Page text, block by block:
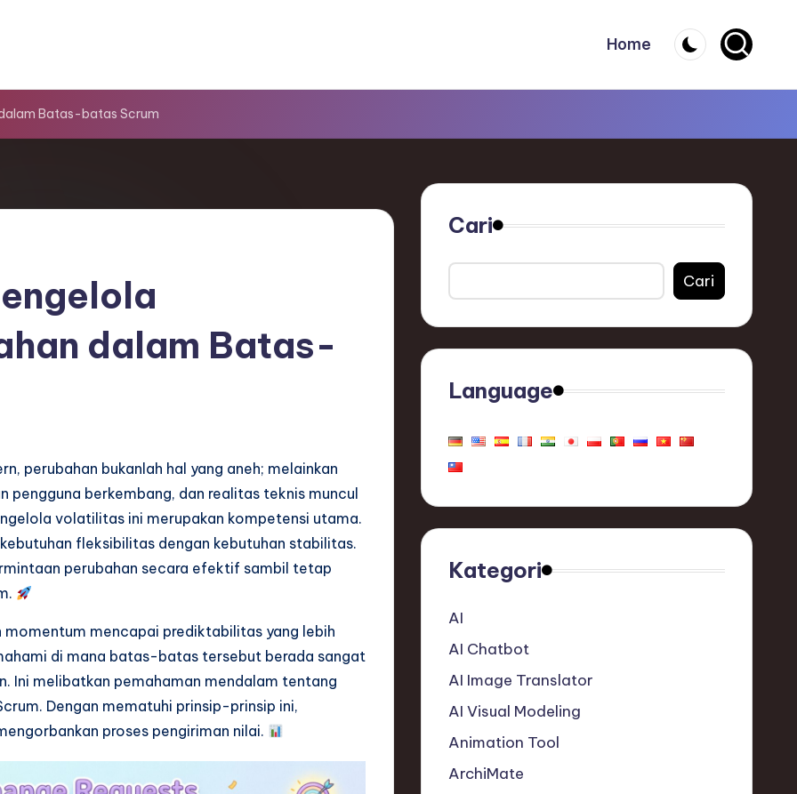
Home
Batas-batas Scrum
dalam Batas-
perubahan bukanlah hal yang aneh; melainkan
pengguna berkembang, dan realitas teknis muncul
volatilitas ini merupakan kompetensi utama.
fleksibilitas dengan kebutuhan stabilitas.
perubahan secara efektif sambil tetap
mencapai prediktabilitas yang lebih
di mana batas-batas tersebut berada sangat
Ini melibatkan pemahaman mendalam tentang
Dengan mematuhi prinsip-prinsip ini,
proses pengiriman nilai.
Cari
Cari
Language
Kategori
AI
AI Chatbot
AI Image Translator
AI Visual Modeling
Animation Tool
ArchiMate